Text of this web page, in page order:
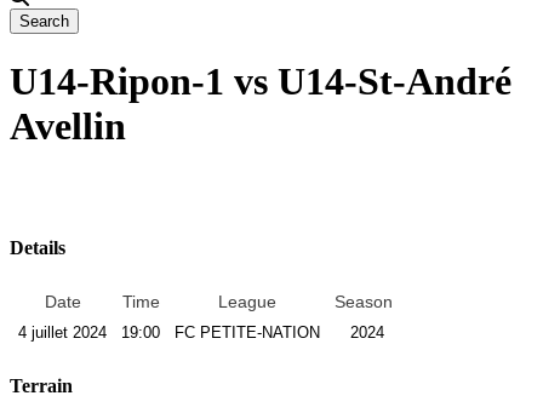
U14-Ripon-1 vs U14-St-André
Avellin
Details
Date Time League Season
4 juillet 2024 19:00 FC PETITE-NATION 2024
Terrain